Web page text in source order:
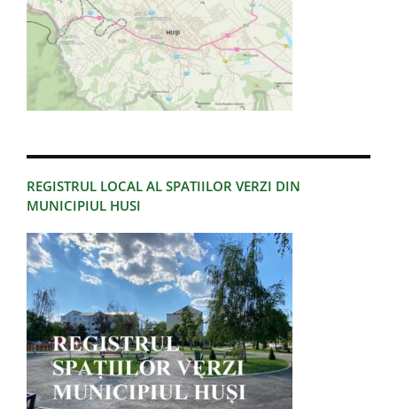
REGISTRUL LOCAL AL SPATIILOR VERZI DIN
MUNICIPIUL HUSI